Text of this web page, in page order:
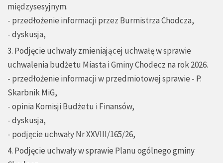
międzysesyjnym.
- przedłożenie informacji przez Burmistrza Chodcza,
- dyskusja,
3. Podjęcie uchwały zmieniającej uchwałę w sprawie
uchwalenia budżetu Miasta i Gminy Chodecz na rok 2026.
- przedłożenie informacji w przedmiotowej sprawie - P.
Skarbnik MiG,
- opinia Komisji Budżetu i Finansów,
- dyskusja,
- podjęcie uchwały Nr XXVIII/165/26,
4. Podjęcie uchwały w sprawie Planu ogólnego gminy